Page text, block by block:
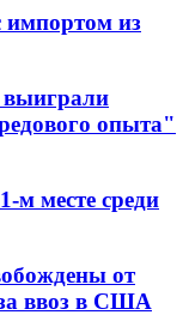
импортом из
выиграли
опыта"
м месте среди
от
ввоз в США